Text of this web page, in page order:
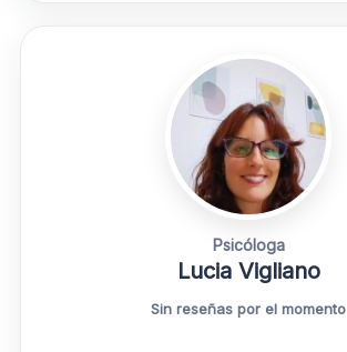
Psicóloga
Lucia Vigliano
Sin reseñas por el momento